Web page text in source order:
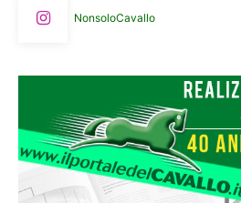
NonsoloCavallo